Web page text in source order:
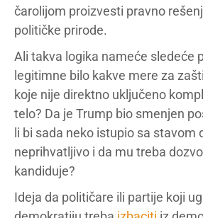
čarolijom proizvesti pravno
političke prirode.
Ali takva logika nameće sledeće
legitimne bilo kakve mere za
koje nije direktno uključeno
telo? Da je Trump bio smenjen
li bi sada neko istupio sa stavom
neprihvatljivo i da mu treba
kandiduje?
Ideja da političare ili partije koji